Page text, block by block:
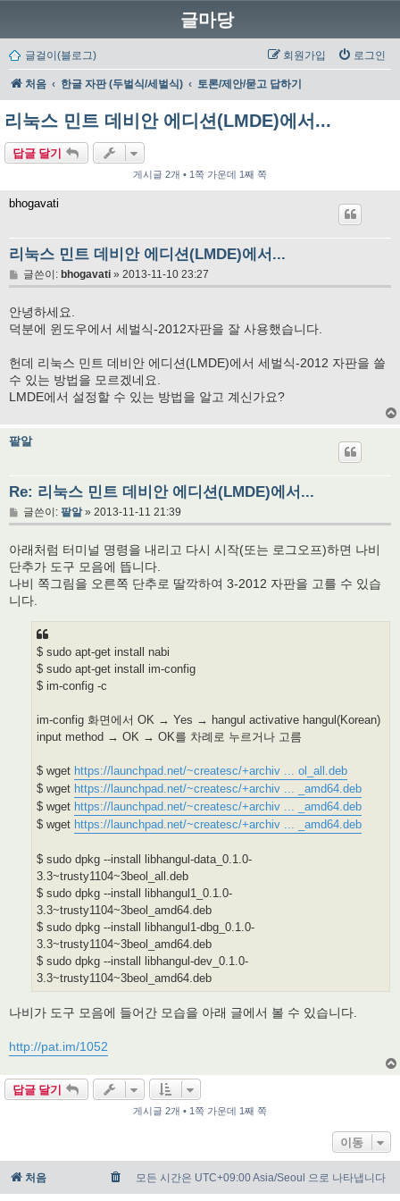
글마당
글걸이(블로그) 로그인
회원가입
처음 한글 자판 (두벌식/세벌식) 토론/제안/묻고 답하기
리눅스 민트 데비안 에디션(LMDE)에서...
답글 달기
게시글 2개 • 1쪽 가운데 1째 쪽
bhogavati
리눅스 민트 데비안 에디션(LMDE)에서...
글
글쓴이: bhogavati» 2013-11-10 23:27
안녕하세요.
덕분에 윈도우에서 세벌식-2012자판을 잘 사용했습니다.
헌데 리눅스 민트 데비안 에디션(LMDE)에서 세벌식-2012 자판을 쓸
수 있는 방법을 모르겠네요.
LMDE에서 설정할 수 있는 방법을 알고 계신가요?
팥알
Re: 리눅스 민트 데비안 에디션(LMDE)에서...
글
글쓴이: 팥알» 2013-11-11 21:39
아래처럼 터미널 명령을 내리고 다시 시작(또는 로그오프)하면 나비
단추가 도구 모음에 뜹니다.
나비 쪽그림을 오른쪽 단추로 딸깍하여 3-2012 자판을 고를 수 있습
니다.
$ sudo apt-get install nabi
$ sudo apt-get install im-config
$ im-config -c
im-config 화면에서 OK → Yes → hangul activative hangul(Korean)
input method → OK → OK를 차례로 누르거나 고름
$ wget https://launchpad.net/~createsc/+archiv ... ol_all.deb
$ wget https://launchpad.net/~createsc/+archiv ... _amd64.deb
$ wget https://launchpad.net/~createsc/+archiv ... _amd64.deb
$ wget https://launchpad.net/~createsc/+archiv ... _amd64.deb
$ sudo dpkg --install libhangul-data_0.1.0-
3.3~trusty1104~3beol_all.deb
$ sudo dpkg --install libhangul1_0.1.0-
3.3~trusty1104~3beol_amd64.deb
$ sudo dpkg --install libhangul1-dbg_0.1.0-
3.3~trusty1104~3beol_amd64.deb
$ sudo dpkg --install libhangul-dev_0.1.0-
3.3~trusty1104~3beol_amd64.deb
나비가 도구 모음에 들어간 모습을 아래 글에서 볼 수 있습니다.
http://pat.im/1052
답글 달기
게시글 2개 • 1쪽 가운데 1째 쪽
이동
처음 모든 시간은 UTC+09:00 Asia/Seoul 으로 나타냅니다